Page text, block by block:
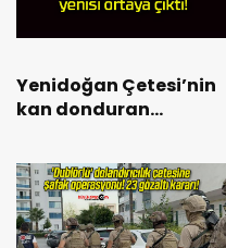
Yenidoğan Çetesi’nin
kan donduran
ortaya çıktı!